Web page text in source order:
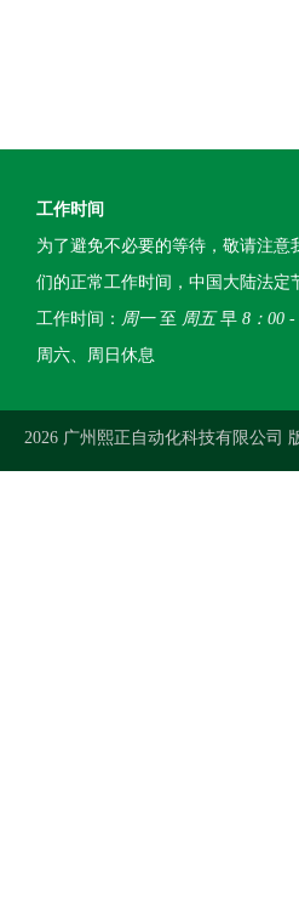
工作时间
为了避免不必要的等待，敬请注意
们的正常工作时间，中国大陆法定
工作时间： 周一至 周五早 8：00 -
周六、周日休息
2026 广州熙正自动化科技有限公司